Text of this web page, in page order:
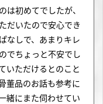
は初めてでしたが、
だいたので安心でき
なしで、あまりキレ
でちょっと不安でし
いただけるとのこと
董品のお話も参考に
緒にまた伺わせてい